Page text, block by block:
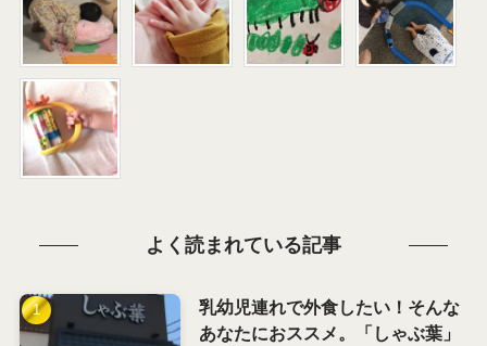
よく読まれている記事
乳幼児連れで外食したい！そんな
あなたにおススメ。「しゃぶ葉」